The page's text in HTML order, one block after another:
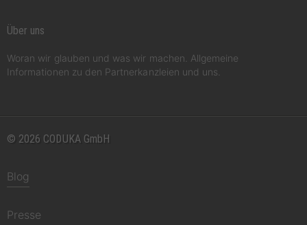
Über uns
Woran wir glauben und was wir machen. Allgemeine
Informationen zu den Partnerkanzleien und uns.
© 2026 CODUKA GmbH
Blog
Presse